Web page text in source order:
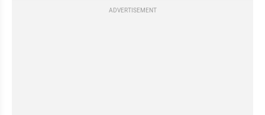
ADVERTISEMENT